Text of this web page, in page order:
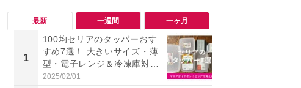
最新 一週間 一ヶ月
1
100均セリアのタッパーおす
すめ7選！ 大きいサイズ・薄
型・電子レンジ＆冷凍庫対
応・洗いやすいタイプなど種
2025/02/01